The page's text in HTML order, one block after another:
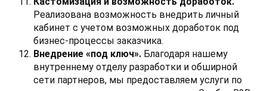
Реализована возможность внедрить личный
кабинет с учетом возможных доработок под
бизнес-процессы заказчика.
Внедрение «под ключ». Благодаря нашему
внутреннему отделу разработки и обширной
сети партнеров, мы предоставляем услуги по